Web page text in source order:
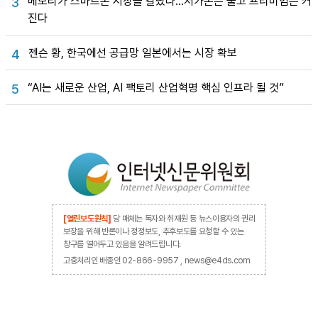
진다
4 젠슨 황, 한국에선 공급망 일본에서는 시장 확보
5 “AI는 새로운 산업, AI 팩토리 산업혁명 핵심 인프라 될 것”
[열린보도원칙] 당 매체는 독자와 취재원 등 뉴스이용자의 권리
보장을 위해 반론이나 정정보도, 추후보도를 요청할 수 있는
창구를 열어두고 있음을 알려드립니다.
고충처리인 배종인 02-866-9957 , news@e4ds.com